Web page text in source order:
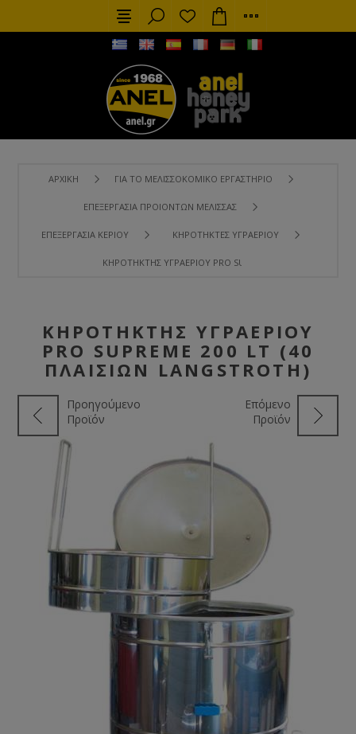
ΑΡΧΙΚΉ ΓΙΑ ΤΟ ΜΕΛΙΣΣΟΚΟΜΙΚΌ ΕΡΓΑΣΤΉΡΙΟ
ΕΠΕΞΕΡΓΑΣΊΑ ΠΡΟΙΌΝΤΩΝ ΜΈΛΙΣΣΑΣ
ΕΠΕΞΕΡΓΑΣΊΑ ΚΕΡΙΟΎ ΚΗΡΟΤΉΚΤΕΣ ΥΓΡΑΕΡΊΟΥ
ΚΗΡΟΤΉΚΤΗΣ ΥΓΡΑΕΡΊΟΥ PRO SUPREME 200 LT (40
ΚΗΡΟΤΉΚΤΗΣ ΥΓΡΑΕΡΊΟΥ
PRO SUPREME 200 LT (40
ΠΛΑΙΣΊΩΝ LANGSTROTH)
Προηγούμενο
Προϊόν
Επόμενο
Προϊόν